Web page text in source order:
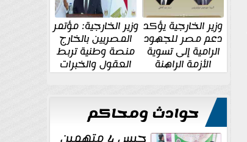
وزير الخارجية يؤكد
دعم مصر للجهود
الرامية إلى تسوية
الأزمة الراهنة
وزير الخارجية: مؤتمر
المصريين بالخارج
منصة وطنية تربط
العقول والخبرات
المصرية بالدولة
حوادث ومحاكم